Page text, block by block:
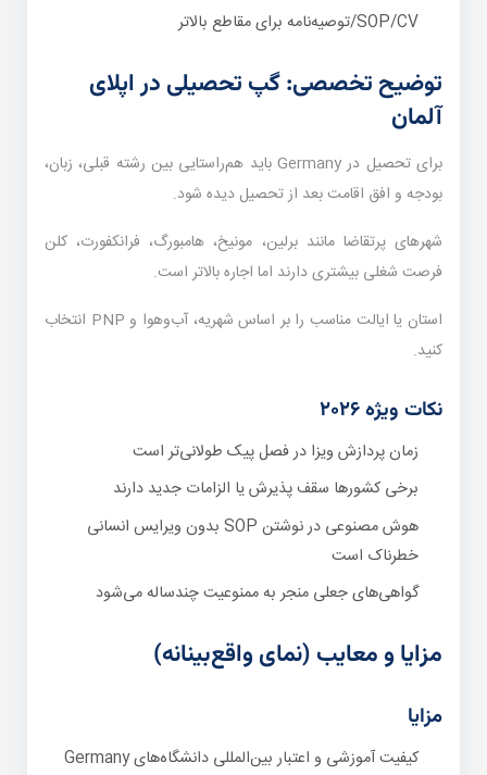
SOP/CV/توصیه‌نامه برای مقاطع بالاتر
توضیح تخصصی: گپ تحصیلی در اپلای
آلمان
برای تحصیل در Germany باید هم‌راستایی بین رشته قبلی، زبان،
بودجه و افق اقامت بعد از تحصیل دیده شود.
شهرهای پرتقاضا مانند برلین، مونیخ، هامبورگ، فرانکفورت، کلن
فرصت شغلی بیشتری دارند اما اجاره بالاتر است.
استان یا ایالت مناسب را بر اساس شهریه، آب‌وهوا و PNP انتخاب
کنید.
نکات ویژه ۲۰۲۶
زمان پردازش ویزا در فصل پیک طولانی‌تر است
برخی کشورها سقف پذیرش یا الزامات جدید دارند
هوش مصنوعی در نوشتن SOP بدون ویرایس انسانی
خطرناک است
گواهی‌های جعلی منجر به ممنوعیت چندساله می‌شود
مزایا و معایب (نمای واقع‌بینانه)
مزایا
کیفیت آموزشی و اعتبار بین‌المللی دانشگاه‌های Germany